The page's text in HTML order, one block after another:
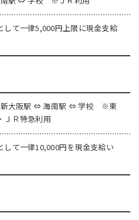
して一律5,000円上限に現金支給
大阪駅 ⇔ 海南駅 ⇔ 学校 ※東
ＪＲ特急利用
して一律10,000円を現金支給い